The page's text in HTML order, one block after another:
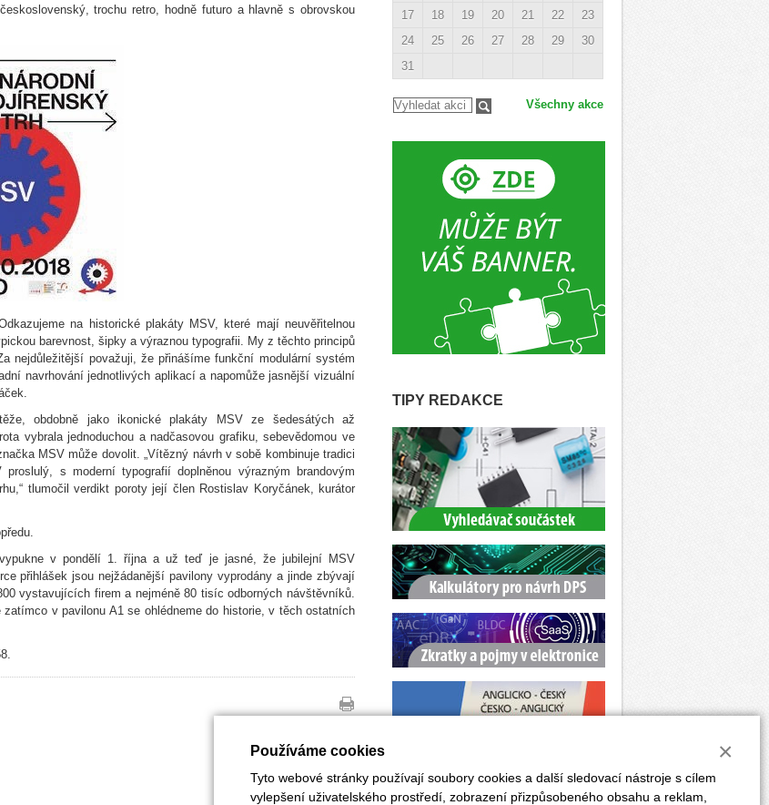
trochu retro, hodně futuro a hlavně s obrovskou
na historické plakáty MSV, které mají neuvěřitelnou
barevnost, šipky a výraznou typografii. My z těchto principů
nejdůležitější považuji, že přinášíme funkční modulární systém
navrhování jednotlivých aplikací a napomůže jasnější vizuální
obdobně jako ikonické plakáty MSV ze šedesátých až
vybrala jednoduchou a nadčasovou grafiku, sebevědomou ve
MSV může dovolit. „Vítězný návrh v sobě kombinuje tradici
s moderní typografií doplněnou výrazným brandovým
tlumočil verdikt poroty její člen Rostislav Koryčánek, kurátor
v pondělí 1. října a už teď je jasné, že jubilejní MSV
přihlášek jsou nejžádanější pavilony vyprodány a jinde zbývají
vystavujících firem a nejméně 80 tisíc odborných návštěvníků.
v pavilonu A1 se ohlédneme do historie, v těch ostatních
17
18 19 20 21 22
23
24
25 26 27 28 29
30
31
Všechny akce
TIPY REDAKCE
Používáme cookies
Tyto webové stránky používají soubory cookies a další sledovací nástroje s cílem
vylepšení uživatelského prostředí, zobrazení přizpůsobeného obsahu a reklam,
×